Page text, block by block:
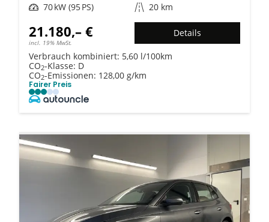
Leistung 70 kW (95 PS) Kilometerstand 20 km
21.180,– €
incl. 19% MwSt.
Details
Verbrauch kombiniert: 5,60 l/100km
CO2-Klasse: D
CO2-Emissionen: 128,00 g/km
Fairer Preis